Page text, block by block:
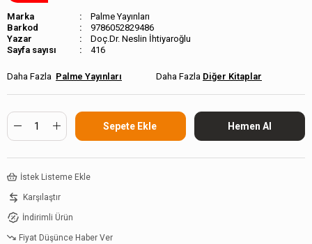
Marka
Palme Yayınları
Barkod
9786052829486
Doç.Dr. Neslin İhtiyaroğlu
Sayfa sayısı
416
Palme Yayınları Diğer Kitaplar
İstek Listeme Ekle
Karşılaştır
İndirimli Ürün
Fiyat Düşünce Haber Ver